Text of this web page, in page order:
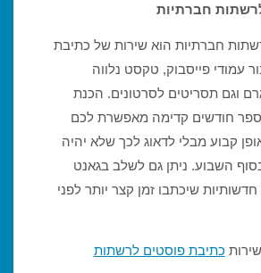
חברתיות
חברתיות הוא שירות של כתיבת
עמודי פייסבוק, טקסט נלווה
וגם תסריטים לסרטונים. הכנת
חודשים קדימה מאפשרת לכם
קבוע מבלי לדאוג לכך שלא יהיה
השבוע. ניתן גם לשלב בגאנט
חדשותיות שיכתבו זמן קצר יותר לפני
כתיבת פוסטים לרשתות